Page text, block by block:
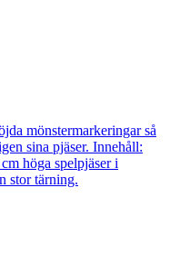
mönstermarkeringar så
sina pjäser. Innehåll:
höga spelpjäser i
stor tärning.